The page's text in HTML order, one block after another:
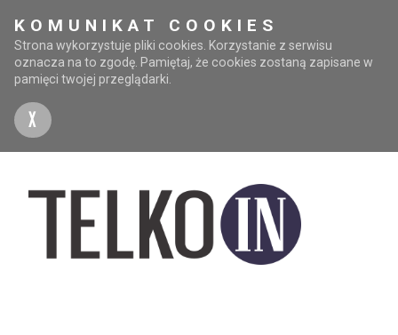
KOMUNIKAT COOKIES
Strona wykorzystuje pliki cookies. Korzystanie z serwisu
oznacza na to zgodę. Pamiętaj, że cookies zostaną zapisane w
pamięci twojej przeglądarki.
X